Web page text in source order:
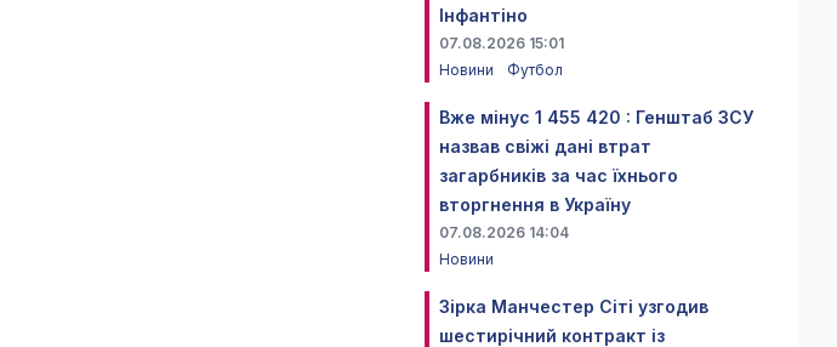
Інфантіно
07.08.2026 15:01
Новини
Футбол
Вже мінус 1 455 420 : Генштаб ЗСУ
назвав свіжі дані втрат
загарбників за час їхнього
вторгнення в Україну
07.08.2026 14:04
Новини
Зірка Манчестер Сіті узгодив
шестирічний контракт із